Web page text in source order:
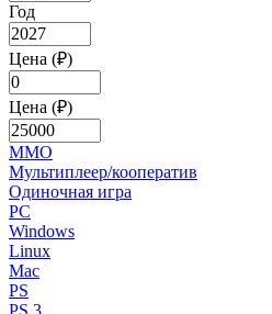
Год
Цена (₽)
Цена (₽)
MMO
Мультиплеер/кооператив
Одиночная игра
PC
Windows
Linux
Mac
PS
PS 3